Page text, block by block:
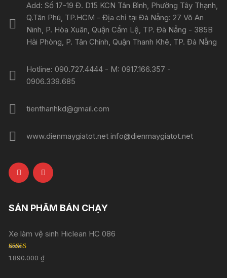
Add: Số 17-19 Đ. D15 KCN Tân Bình, Phường Tây Thạnh,
Q.Tân Phú, TP.HCM - Địa chỉ tại Đà Nẵng: 27 Võ An
Ninh, P. Hòa Xuân, Quận Cẩm Lệ, TP. Đà Nẵng - 385B
Hải Phòng, P. Tân Chính, Quận Thanh Khê, TP. Đà Nẵng
Hotline: 090.727.4444 - M: 0917.166.357 -
0906.339.685
tienthanhkd@gmail.com
www.dienmaygiatot.net info@dienmaygiatot.net
SẢN PHẨM BÁN CHẠY
Xe làm vệ sinh Hiclean HC 086
Rated 5.00
out of 5
1.890.000₫